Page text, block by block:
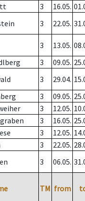
3 16.05.
3 22.05.
3 13.05.
3 09.05.
3 29.04.
3 09.05.
3 12.05.
3 16.05.
3 12.05.
3 22.05.
3 06.05.
TM from